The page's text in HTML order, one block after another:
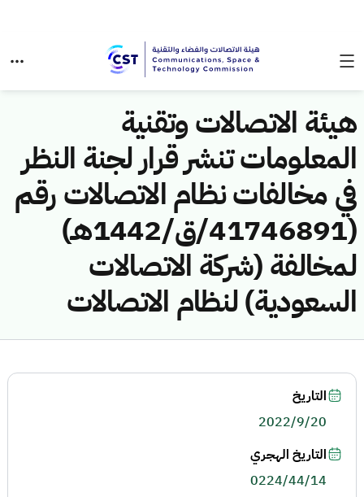
هيئة الاتصالات وتقنية
المعلومات تنشر قرار لجنة النظر
في مخالفات نظام الاتصالات رقم
(41746891/ق/1442هـ)
لمخالفة (شركة الاتصالات
السعودية) لنظام الاتصالات
التاريخ
2022/9/20
التاريخ الهجري
0224/44/14